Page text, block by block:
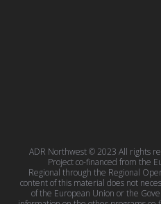
ADR Northwest © 2023 All rights
Project co-financed from the
Regional through the Regional
content of this material does not
of the European Union or the